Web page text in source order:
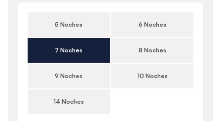
5 Noches 6 Noches
7 Noches 8 Noches
9 Noches 10 Noches
14 Noches